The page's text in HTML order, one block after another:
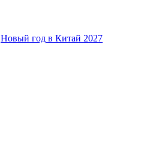
Новый год в Китай 2027